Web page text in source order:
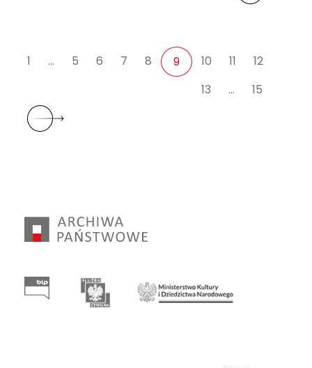
1 … 5 6 7 8 9 10 11
12
13
… 15